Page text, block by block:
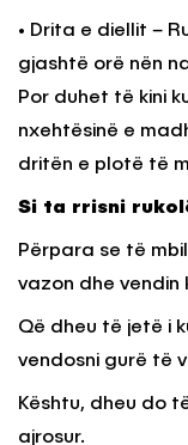
• Drita e diellit –
gjashtë orë nën
Por duhet të kini
nxehtësinë e
dritën e plotë të
Si ta rrisni
Përpara se të
vazon dhe vendin
Që dheu të jetë i
vendosni gurë të
Kështu, dheu do
ajrosur.